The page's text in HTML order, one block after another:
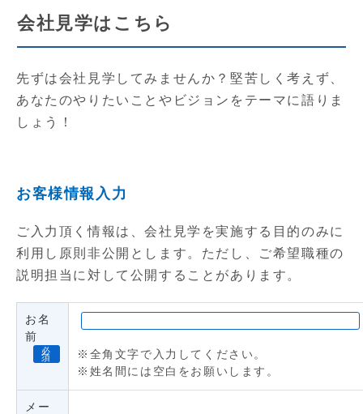
会社見学はこちら
先ずは会社見学してみませんか？堅苦しく考えず、
あなたのやりたいことやビジョンをテーマに語りま
しょう！
お客様情報入力
ご入力頂く情報は、会社見学を実施する目的のみに
利用し原則非公開とします。ただし、ご希望職種の
説明担当に対して公開することがあります。
お名
前
必
須
※全角文字で入力してください。
※姓名間には空白をお願いします。
メー